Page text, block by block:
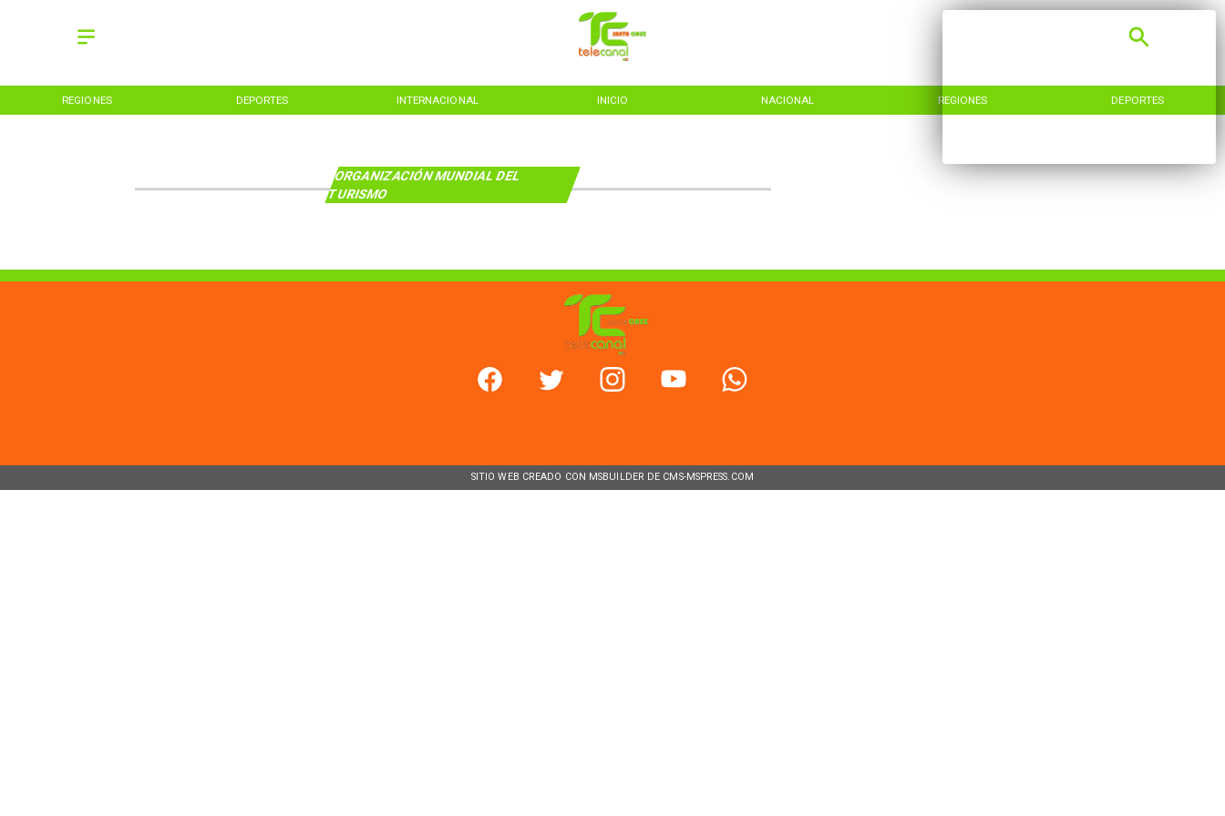
REGIONES DEPORTES INTERNACIONAL INICIO NACIONAL REGIONES DEPORTES
ORGANIZACIÓN MUNDIAL DEL
TURISMO
SITIO WEB CREADO CON MSBUILDER DE CMS-MSPRESS.COM